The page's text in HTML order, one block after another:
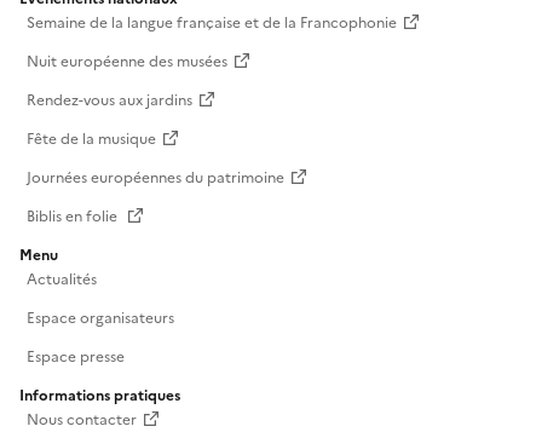
Semaine de la langue française et de la Francophonie
Nuit européenne des musées
Rendez-vous aux jardins
Fête de la musique
Journées européennes du patrimoine
Biblis en folie
Menu
Actualités
Espace organisateurs
Espace presse
Informations pratiques
Nous contacter